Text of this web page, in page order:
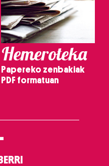
Hemeroteka
Papereko zenbakiak
PDF formatuan